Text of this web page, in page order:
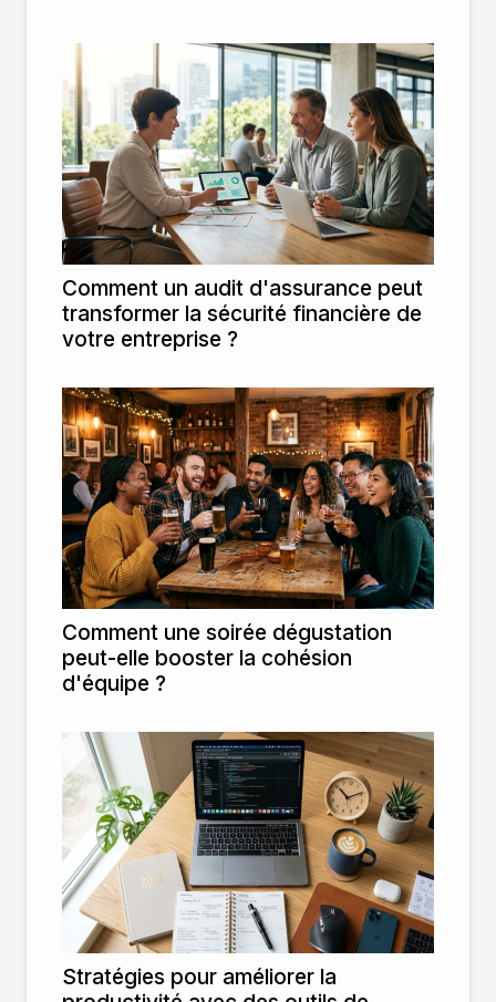
Comment un audit d'assurance peut
transformer la sécurité financière de
votre entreprise ?
Comment une soirée dégustation
peut-elle booster la cohésion
d'équipe ?
Stratégies pour améliorer la